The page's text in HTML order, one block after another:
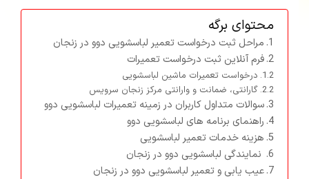
محتوای برگه
مراحل ثبت درخواست تعمیر لباسشویی دوو در زنجان
فرم آنلاین ثبت درخواست تعمیرات
درخواست تعمیرات ماشین لباسشویی
گارانتی، ضمانت و وارانتی مرکز زنجان سرویس
سوالات متداول کاربران در زمینه تعمیرات لباسشویی دوو
راهنمای برنامه های لباسشویی دوو
هزینه خدمات تعمیر لباسشویی
نمایندگی لباسشویی دوو در زنجان
عیب یابی و تعمیر لباسشویی دوو در زنجان